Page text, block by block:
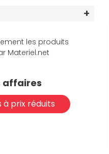
RTX 5050
(11)
RTX 5070
RTX 5080
RTX 5090
ADA
les produits
Materiel.net
affaires
à prix réduits